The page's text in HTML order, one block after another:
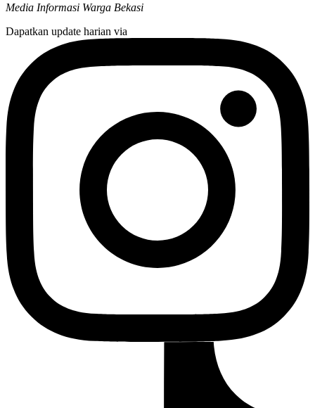
Media Informasi Warga Bekasi
Dapatkan update harian via